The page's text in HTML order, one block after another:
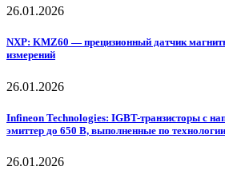
26.01.2026
NXP: KMZ60 — прецизионный датчик
измерений
26.01.2026
Infineon Technologies: IGBT-транзисторы с
эмиттер до 650 В, выполненные по
26.01.2026